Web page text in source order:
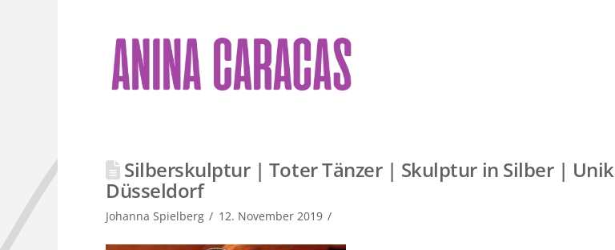
Silberskulptur | Toter Tänzer | Skulptur in Silber |
Düsseldorf
Johanna Spielberg 12. November 2019